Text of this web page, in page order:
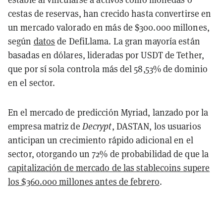
cestas de reservas, han crecido hasta convertirse en
un mercado valorado en más de $300.000 millones,
según datos de DefiLlama. La gran mayoría están
basadas en dólares, lideradas por USDT de Tether,
que por sí sola controla más del 58,53% de dominio
en el sector.
En el mercado de predicción Myriad, lanzado por la
empresa matriz de Decrypt, DASTAN, los usuarios
anticipan un crecimiento rápido adicional en el
sector, otorgando un 72% de probabilidad de que la
capitalización de mercado de las stablecoins supere
los $360.000 millones antes de febrero.